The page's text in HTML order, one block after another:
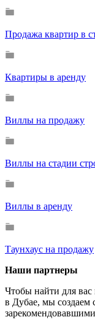
Продажа квартир в
Квартиры в аренду
Виллы на продажу
Виллы на стадии
Виллы в аренду
Таунхаус на продажу
Наши партнеры
Чтобы найти для
в Дубае, мы создаем